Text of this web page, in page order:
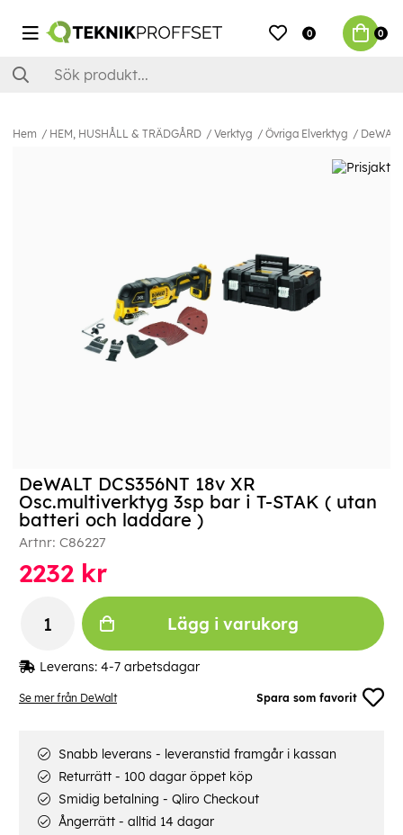
0 0
Hem HEM, HUSHÅLL & TRÄDGÅRD Verktyg Övriga Elverktyg
Se mer från DeWalt Spara som favorit
DeWALT DCS356NT 18v XR
Osc.multiverktyg 3sp bar i T-STAK ( utan
batteri och laddare )
Artnr: C86227
2232 kr
Lägg i varukorg
Leverans: 4-7 arbetsdagar
Snabb leverans - leveranstid framgår i kassan
Returrätt - 100 dagar öppet köp
Smidig betalning - Qliro Checkout
Ångerrätt - alltid 14 dagar